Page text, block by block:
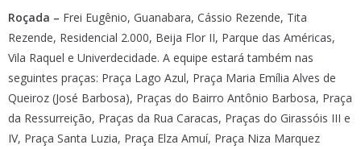
Roçada – Frei Eugênio, Guanabara, Cássio Rezende, Tita
Rezende, Residencial 2.000, Beija Flor II, Parque das Américas,
Vila Raquel e Univerdecidade. A equipe estará também nas
seguintes praças: Praça Lago Azul, Praça Maria Emília Alves de
Queiroz (José Barbosa), Praças do Bairro Antônio Barbosa, Praça
da Ressurreição, Praças da Rua Caracas, Praças do Girassóis III e
IV, Praça Santa Luzia, Praça Elza Amuí, Praça Niza Marquez